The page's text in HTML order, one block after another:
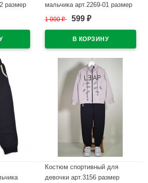
размер
мальчика арт.2269-01 размер
30/122-36/140 трикотажные
1 000₽ 599 ₽
Костюм спортивный для
девочки арт.3156 размер